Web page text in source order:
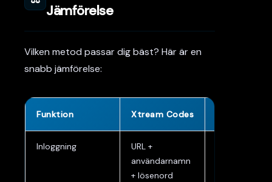
Jämförelse
Vilken metod passar dig bäst? Här är en
snabb jämförelse:
Funktion Xtream Codes
Inloggning
URL +
användarnamn
+ lösenord